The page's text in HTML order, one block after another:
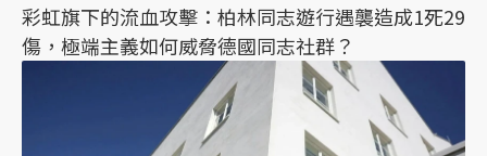
彩虹旗下的流血攻擊：柏林同志遊行遇襲造成1死29
傷，極端主義如何威脅德國同志社群？